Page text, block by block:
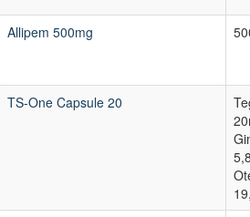
Allipem 500mg
TS-One Capsule 20